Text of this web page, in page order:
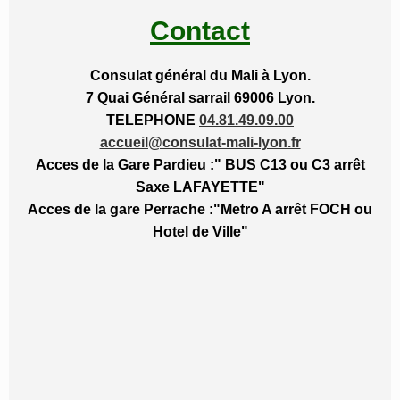
Contact
Consulat général du Mali à Lyon.
7 Quai Général sarrail 69006 Lyon.
TELEPHONE 04.81.49.09.00
accueil@consulat-mali-lyon.fr
Acces de la Gare Pardieu :" BUS C13 ou C3 arrêt
Saxe LAFAYETTE"
Acces de la gare Perrache :"Metro A arrêt FOCH ou
Hotel de Ville"